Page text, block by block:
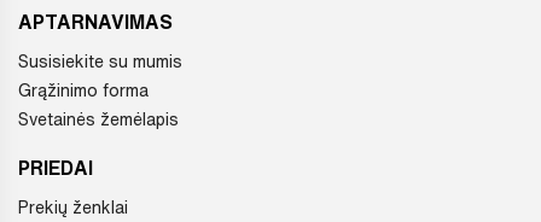
APTARNAVIMAS
Susisiekite su mumis
Grąžinimo forma
Svetainės žemėlapis
PRIEDAI
Prekių ženklai